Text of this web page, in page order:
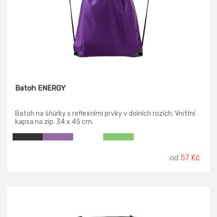
Batoh ENERGY
Batoh na šňůrky s reflexními prvky v dolních rozích. Vnitřní
kapsa na zip. 34 x 45 cm.
od 57 Kč